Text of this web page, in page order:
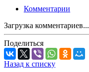
Комментарии
Загрузка комментариев...
Поделиться
Назад к списку